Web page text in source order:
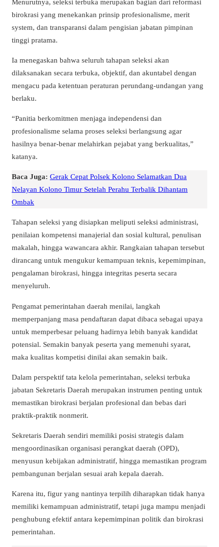
birokrasi yang menekankan prinsip profesionalisme, merit
system, dan transparansi dalam pengisian jabatan pimpinan
tinggi pratama.
Ia menegaskan bahwa seluruh tahapan seleksi akan
dilaksanakan secara terbuka, objektif, dan akuntabel dengan
mengacu pada ketentuan peraturan perundang-undangan yang
berlaku.
“Panitia berkomitmen menjaga independensi dan
profesionalisme selama proses seleksi berlangsung agar
hasilnya benar-benar melahirkan pejabat yang berkualitas,”
katanya.
Baca Juga: Gerak Cepat Polsek Kolono Selamatkan Dua
Nelayan Kolono Timur Setelah Perahu Terbalik Dihantam
Ombak
Tahapan seleksi yang disiapkan meliputi seleksi administrasi,
penilaian kompetensi manajerial dan sosial kultural, penulisan
makalah, hingga wawancara akhir. Rangkaian tahapan tersebut
dirancang untuk mengukur kemampuan teknis, kepemimpinan,
pengalaman birokrasi, hingga integritas peserta secara
menyeluruh.
Pengamat pemerintahan daerah menilai, langkah
memperpanjang masa pendaftaran dapat dibaca sebagai upaya
untuk memperbesar peluang hadirnya lebih banyak kandidat
potensial. Semakin banyak peserta yang memenuhi syarat,
maka kualitas kompetisi dinilai akan semakin baik.
Dalam perspektif tata kelola pemerintahan, seleksi terbuka
jabatan Sekretaris Daerah merupakan instrumen penting untuk
memastikan birokrasi berjalan profesional dan bebas dari
praktik-praktik nonmerit.
Sekretaris Daerah sendiri memiliki posisi strategis dalam
mengoordinasikan organisasi perangkat daerah (OPD),
menyusun kebijakan administratif, hingga memastikan program
pembangunan berjalan sesuai arah kepala daerah.
Karena itu, figur yang nantinya terpilih diharapkan tidak hanya
memiliki kemampuan administratif, tetapi juga mampu menjadi
penghubung efektif antara kepemimpinan politik dan birokrasi
pemerintahan.